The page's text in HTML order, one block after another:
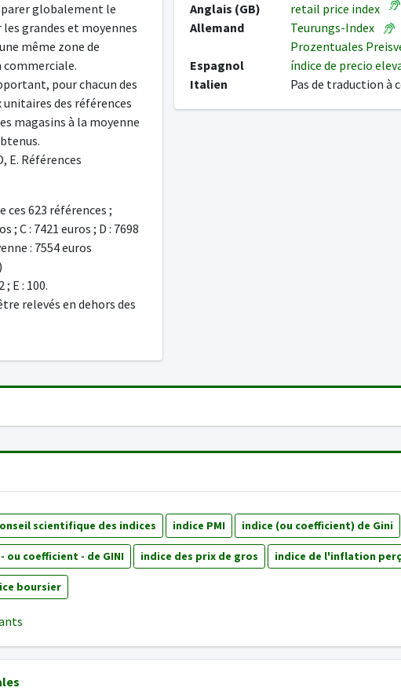
globalement le
les grandes et moyennes
même zone de
pour chacun des
des références
magasins à la moyenne
E. Références
ces 623 références ;
; C : 7421 euros ; D : 7698
: 7554 euros
; E : 100.
relevés en dehors des
Anglais (GB)
retail price index
Allemand
Teurungs-Index
Prozentuales
Espagnol
índice de precio
Italien
Pas de traduction à
scientifique des indices indice PMI indice (ou coefficient) de Gini
ou coefficient - de GINI indice des prix de gros indice de l'inflation
boursier